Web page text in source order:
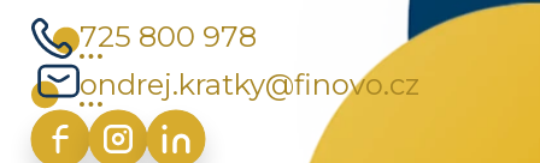
725 800 978
ondrej.kratky@finovo.cz